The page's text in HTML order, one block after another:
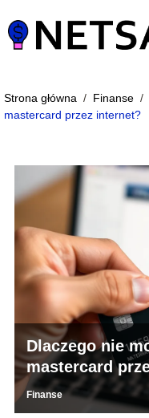
Strona główna / Finanse /
mastercard przez internet?
Dlaczego nie
mastercard
Finanse